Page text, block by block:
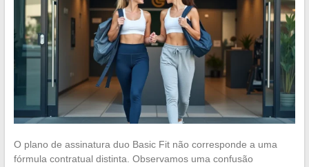
O plano de assinatura duo Basic Fit não corresponde a uma
fórmula contratual distinta. Observamos uma confusão